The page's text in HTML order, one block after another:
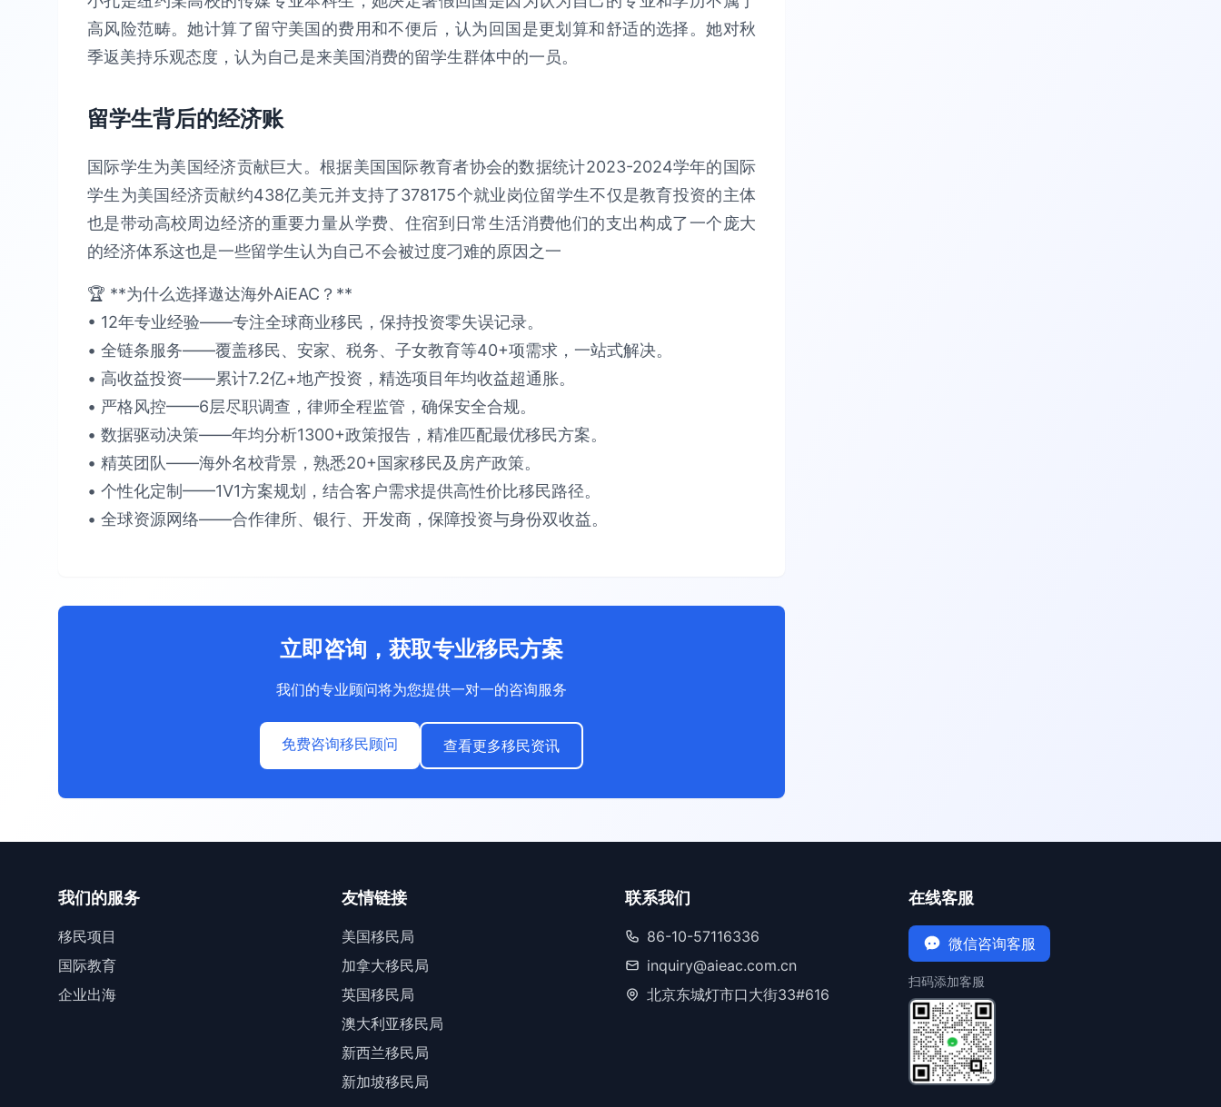
高风险范畴。她计算了留守美国的费用和不便后，认为回国是更划算和舒适的选择。她对秋
季返美持乐观态度，认为自己是来美国消费的留学生群体中的一员。
留学生背后的经济账
国际学生为美国经济贡献巨大。根据美国国际教育者协会的数据统计2023-2024学年的国际
学生为美国经济贡献约438亿美元并支持了378175个就业岗位留学生不仅是教育投资的主体
也是带动高校周边经济的重要力量从学费、住宿到日常生活消费他们的支出构成了一个庞大
的经济体系这也是一些留学生认为自己不会被过度刁难的原因之一
🏆 **为什么选择遨达海外AiEAC？**​​
• 12年专业经验​​——专注全球商业移民，保持​​投资零失误​​记录。
• 全链条服务​​——覆盖移民、安家、税务、子女教育等40+项需求，​​一站式解决​​。​​
• 高收益投资​​——累计​​7.2亿+​​地产投资，精选项目​​年均收益超通胀​​。​​
• 严格风控​​——6层尽职调查，律师全程监管，确保​​安全合规​​。​​
• 数据驱动决策​​——年均分析​​1300+政策报告​​，精准匹配最优移民方案。​​
• 精英团队​​——海外名校背景，熟悉​​20+国家​​移民及房产政策。​​
• 个性化定制​​——1V1方案规划，结合客户需求提供​​高性价比​​移民路径。​​
• 全球资源网络​​——合作律所、银行、开发商，保障​​投资与身份双收益​​。
立即咨询，获取专业移民方案
我们的专业顾问将为您提供一对一的咨询服务
免费咨询移民顾问 查看更多移民资讯
我们的服务
移民项目
国际教育
企业出海
友情链接
美国移民局
加拿大移民局
英国移民局
澳大利亚移民局
新西兰移民局
新加坡移民局
联系我们
86-10-57116336
inquiry@aieac.com.cn
北京东城灯市口大街33#616
在线客服
微信咨询客服
扫码添加客服